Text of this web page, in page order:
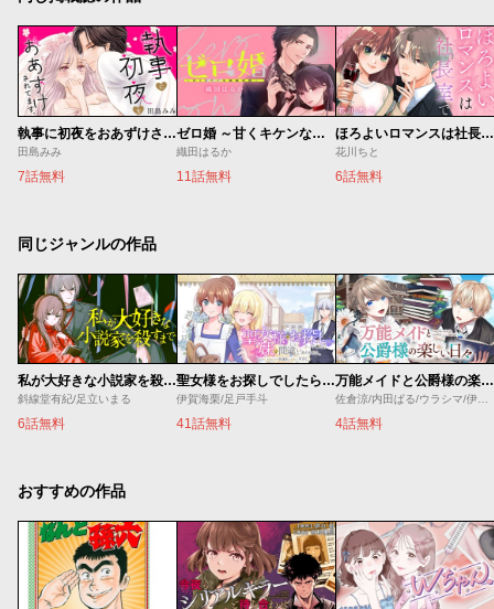
執事に初夜をおあずけされてます。
田島みみ
7話無料
ゼロ婚 ～甘くキケンな極秘任務～
織田はるか
11話無料
ほろよいロマンスは社長室で
花川ちと
6話無料
同じジャンルの作品
私が大好きな小説家を殺すまで
斜線堂有紀/足立いまる
6話無料
聖女様をお探しでしたら妹で間違いありません。さあどうぞお連れください、今すぐ。
伊賀海栗/足戸手斗
41話無料
万能メイドと公爵様の楽しい日々
佐倉涼/内田ぱる/ウラシマ/伊藤テリヤキ
4話無料
おすすめの作品